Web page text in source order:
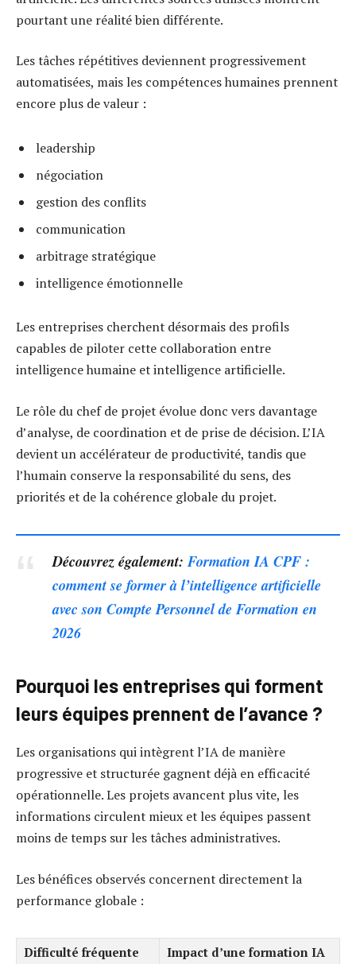
pourtant une réalité bien différente.
Les tâches répétitives deviennent progressivement
automatisées, mais les compétences humaines prennent
encore plus de valeur :
leadership
négociation
gestion des conflits
communication
arbitrage stratégique
intelligence émotionnelle
Les entreprises cherchent désormais des profils
capables de piloter cette collaboration entre
intelligence humaine et intelligence artificielle.
Le rôle du chef de projet évolue donc vers davantage
d’analyse, de coordination et de prise de décision. L’IA
devient un accélérateur de productivité, tandis que
l’humain conserve la responsabilité du sens, des
priorités et de la cohérence globale du projet.
Découvrez également:Formation IA CPF :
comment se former à l’intelligence artificielle
avec son Compte Personnel de Formation en
2026
Pourquoi les entreprises qui forment
leurs équipes prennent de l’avance ?
Les organisations qui intègrent l’IA de manière
progressive et structurée gagnent déjà en efficacité
opérationnelle. Les projets avancent plus vite, les
informations circulent mieux et les équipes passent
moins de temps sur les tâches administratives.
Les bénéfices observés concernent directement la
performance globale :
Difficulté fréquente
Impact d’une formation IA